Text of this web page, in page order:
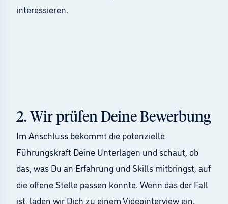
interessieren.
2. Wir prüfen Deine Bewerbung
Im Anschluss bekommt die potenzielle
Führungskraft Deine Unterlagen und schaut, ob
das, was Du an Erfahrung und Skills mitbringst, auf
die offene Stelle passen könnte. Wenn das der Fall
ist, laden wir Dich zu einem Videointerview ein.